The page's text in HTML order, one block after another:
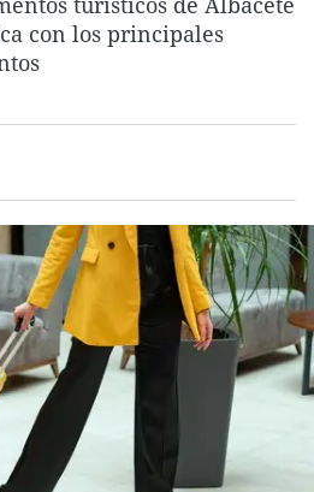
La rosa de los vientos
Caso
Extremadura
Virales
con los principales